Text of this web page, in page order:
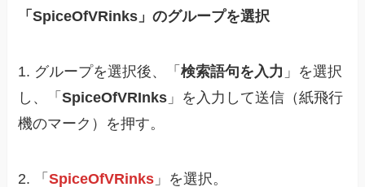
「SpiceOfVRinks」のグループを選択
1. グループを選択後、「検索語句を入力 」を選択
し、「SpiceOfVRInks 」を入力して送信（紙飛行
機のマーク）を押す。
2. 「SpiceOfVRinks 」を選択。